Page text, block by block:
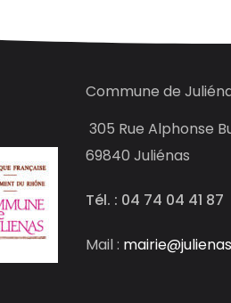
Commune de
305 Rue Alphonse
69840 Juliénas
Tél. : 04 74 04 41 87
Mail :